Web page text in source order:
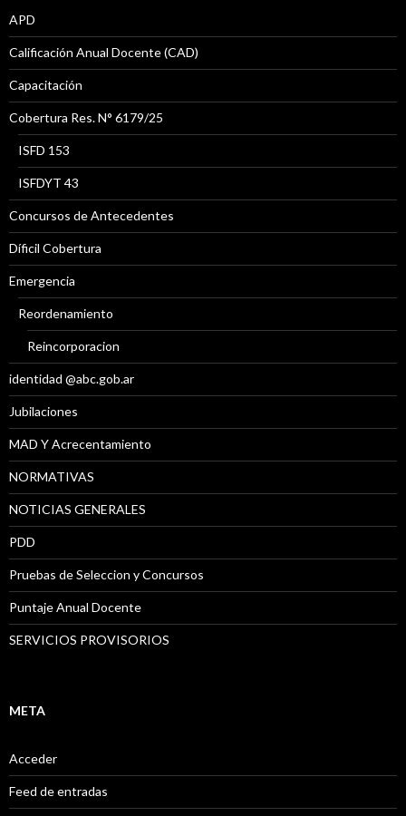
APD
Calificación Anual Docente (CAD)
Capacitación
Cobertura Res. N° 6179/25
ISFD 153
ISFDYT 43
Concursos de Antecedentes
Díficil Cobertura
Emergencia
Reordenamiento
Reincorporacion
identidad @abc.gob.ar
Jubilaciones
MAD Y Acrecentamiento
NORMATIVAS
NOTICIAS GENERALES
PDD
Pruebas de Seleccion y Concursos
Puntaje Anual Docente
SERVICIOS PROVISORIOS
META
Acceder
Feed de entradas